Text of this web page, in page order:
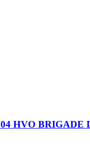
HVO BRIGADE